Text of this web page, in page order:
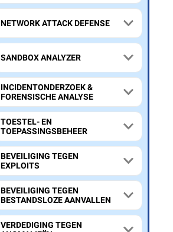
NETWORK ATTACK DEFENSE
SANDBOX ANALYZER
INCIDENTONDERZOEK &
FORENSISCHE ANALYSE
TOESTEL- EN
TOEPASSINGSBEHEER
BEVEILIGING TEGEN
EXPLOITS
BEVEILIGING TEGEN
BESTANDSLOZE AANVALLEN
VERDEDIGING TEGEN